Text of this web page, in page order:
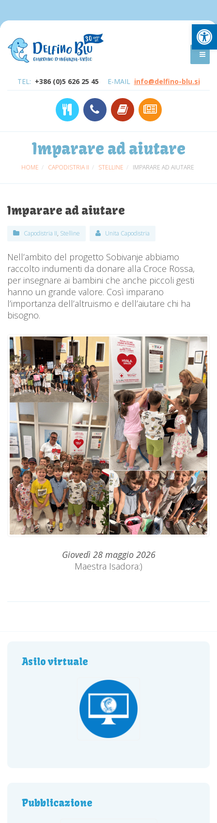
TEL: +386 (0)5 626 25 45 E-MAIL info@delfino-blu.si
Imparare ad aiutare
HOME CAPODISTRIA II STELLINE IMPARARE AD AIUTARE
Imparare ad aiutare
Capodistria II, Stelline Unita Capodistria
Nell’ambito del progetto Sobivanje abbiamo
raccolto indumenti da donare alla Croce Rossa,
per insegnare ai bambini che anche piccoli gesti
hanno un grande valore. Così imparano
l’importanza dell’altruismo e dell’aiutare chi ha
bisogno.
Giovedì 28 maggio 2026
Maestra Isadora:)
Asilo virtuale
Pubblicazione